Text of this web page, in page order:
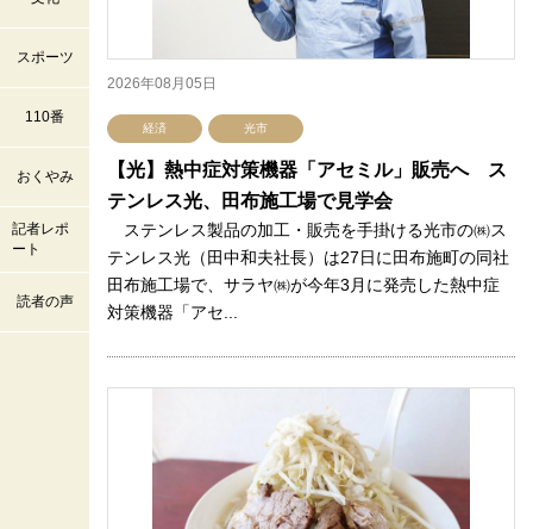
スポーツ
110番
おくやみ
記者レポ
ート
読者の声
2026年08月05日
経済 光市
【光】熱中症対策機器「アセミル」販売へ ス
テンレス光、田布施工場で見学会
ステンレス製品の加工・販売を手掛ける光市の㈱ス
テンレス光（田中和夫社長）は27日に田布施町の同社
田布施工場で、サラヤ㈱が今年3月に発売した熱中症
対策機器「アセ...